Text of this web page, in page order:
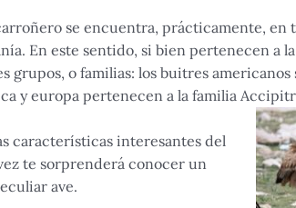
se encuentra, prácticamente, en
En este sentido, si bien pertenecen a
grupos, o familias: los buitres
y europa pertenecen a la familia
características interesantes del
te sorprenderá conocer un
ave.